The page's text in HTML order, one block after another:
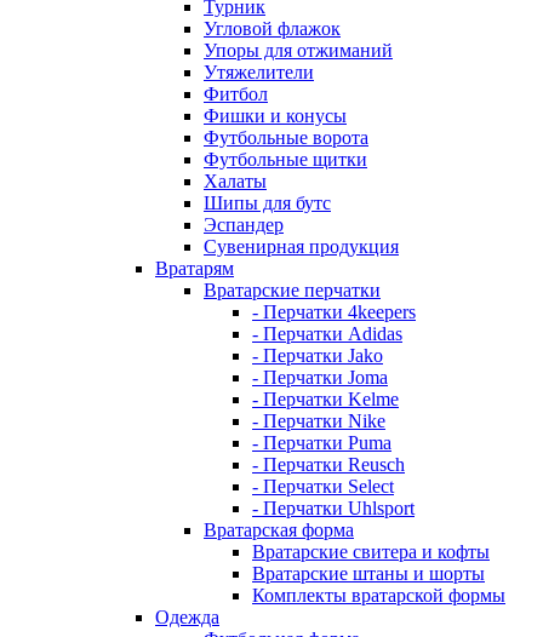
Турник
Угловой флажок
Упоры для отжиманий
Утяжелители
Фитбол
Фишки и конусы
Футбольные ворота
Футбольные щитки
Халаты
Шипы для бутс
Эспандер
Сувенирная продукция
Вратарям
Вратарские перчатки
- Перчатки 4keepers
- Перчатки Adidas
- Перчатки Jako
- Перчатки Joma
- Перчатки Kelme
- Перчатки Nike
- Перчатки Puma
- Перчатки Reusch
- Перчатки Select
- Перчатки Uhlsport
Вратарская форма
Вратарские свитера и кофты
Вратарские штаны и шорты
Комплекты вратарской формы
Одежда